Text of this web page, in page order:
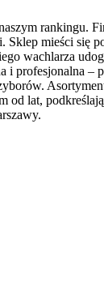
rankingu.
mieści się
wachlarza
profesjonalna
lat,